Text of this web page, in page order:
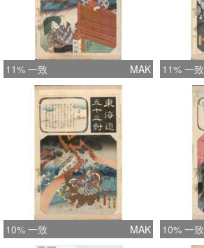
11% 一致 MAK 11% 一致
10% 一致 MAK 10% 一致